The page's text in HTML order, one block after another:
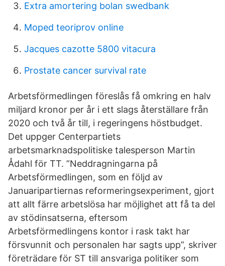
Extra amortering bolan swedbank
Moped teoriprov online
Jacques cazotte 5800 vitacura
Prostate cancer survival rate
Arbetsförmedlingen föreslås få omkring en halv
miljard kronor per år i ett slags återställare från
2020 och två år till, i regeringens höstbudget.
Det uppger Centerpartiets
arbetsmarknadspolitiske talesperson Martin
Ådahl för TT. ”Neddragningarna på
Arbetsförmedlingen, som en följd av
Januaripartiernas reformeringsexperiment, gjort
att allt färre arbetslösa har möjlighet att få ta del
av stödinsatserna, eftersom
Arbetsförmedlingens kontor i rask takt har
försvunnit och personalen har sagts upp”, skriver
företrädare för ST till ansvariga politiker som